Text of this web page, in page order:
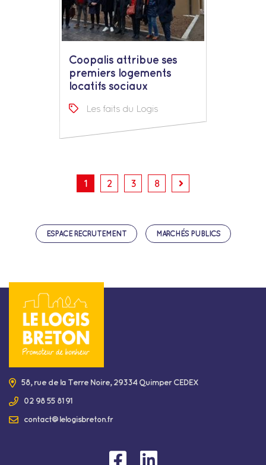
Coopalis attribue ses
premiers logements
locatifs sociaux
Les faits du Logis
1 2 3 8
ESPACE RECRUTEMENT MARCHÉS PUBLICS
58, rue de la Terre Noire, 29334 Quimper CEDEX
02 98 55 81 91
contact@lelogisbreton.fr